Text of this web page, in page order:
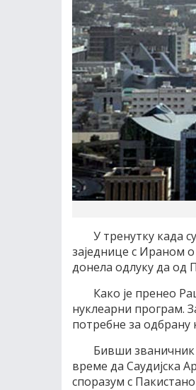
У тренутку када
заједнице с Ираном
донела одлуку да од
Како је пренео
нуклеарни програм.
потребне за
Бивши званичник
време да Саудијска
споразум с